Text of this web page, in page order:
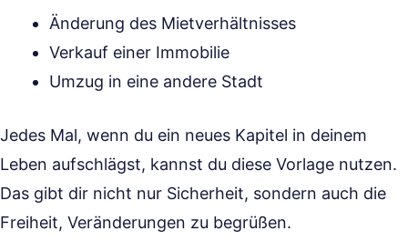
Änderung des Mietverhältnisses
Verkauf einer Immobilie
Umzug in eine andere Stadt
Jedes Mal, wenn du ein neues Kapitel in deinem
Leben aufschlägst, kannst du diese Vorlage nutzen.
Das gibt dir nicht nur Sicherheit, sondern auch die
Freiheit, Veränderungen zu begrüßen.